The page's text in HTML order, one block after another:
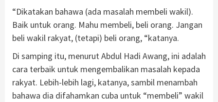
“Dikatakan bahawa (ada masalah membeli wakil).
Baik untuk orang. Mahu membeli, beli orang. Jangan
beli wakil rakyat, (tetapi) beli orang, “katanya.
Di samping itu, menurut Abdul Hadi Awang, ini adalah
cara terbaik untuk mengembalikan masalah kepada
rakyat. Lebih-lebih lagi, katanya, sambil menambah
bahawa dia difahamkan cuba untuk “membeli” wakil